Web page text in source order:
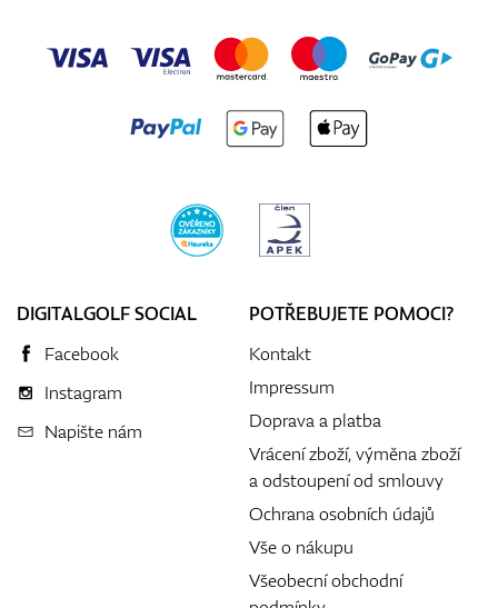
DIGITALGOLF SOCIAL
Facebook
Instagram
Napište nám
POTŘEBUJETE POMOCI?
Kontakt
Impressum
Doprava a platba
Vrácení zboží, výměna zboží
a odstoupení od smlouvy
Ochrana osobních údajů
Vše o nákupu
Všeobecní obchodní